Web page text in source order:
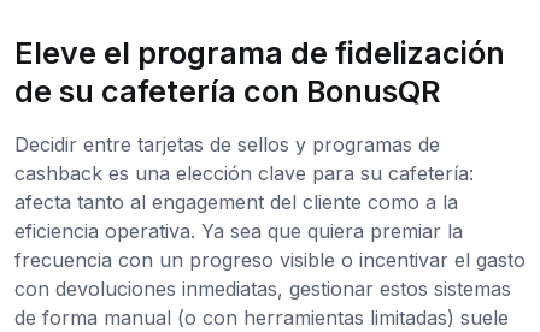
Eleve el programa de fidelización
de su cafetería con BonusQR
Decidir entre tarjetas de sellos y programas de
cashback es una elección clave para su cafetería:
afecta tanto al engagement del cliente como a la
eficiencia operativa. Ya sea que quiera premiar la
frecuencia con un progreso visible o incentivar el gasto
con devoluciones inmediatas, gestionar estos sistemas
de forma manual (o con herramientas limitadas) suele